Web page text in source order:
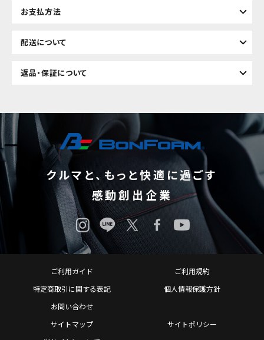
お支払方法
配送について
返品・保証について
クルマと、もっと快適に過ごす
感動創出企業
ご利用ガイド
ご利用規約
特定商取引に関する表記
個人情報保護方針
お問い合わせ
サイトマップ
サイトポリシー